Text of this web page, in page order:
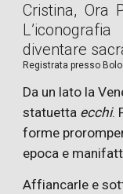
Cristina, Ora
diventare
Registrata presso
Da un lato la
statuetta ecchi.
forme
epoca e
Affiancarle e